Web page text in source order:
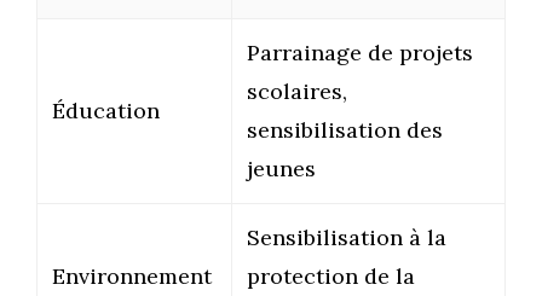
Éducation
Parrainage de projets
scolaires,
sensibilisation des
jeunes
Environnement
Sensibilisation à la
protection de la